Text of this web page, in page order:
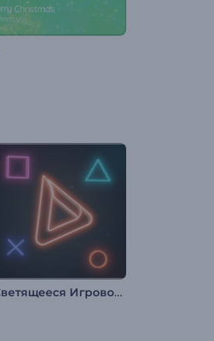
Светящееся Игровое Интро